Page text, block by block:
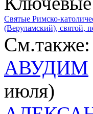
Святые Римско-
(Веруламский), святой,
См.также:
АВУДИМ
июля)